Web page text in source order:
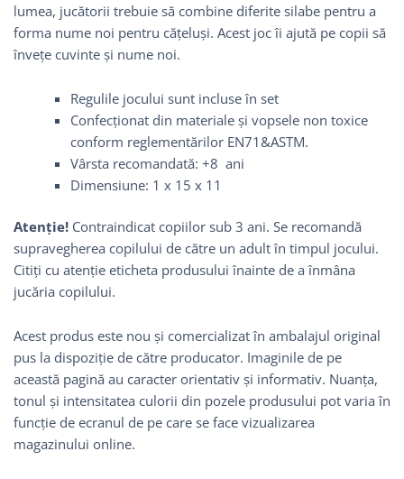
lumea, jucătorii trebuie să combine diferite silabe pentru a
forma nume noi pentru cățeluși. Acest joc îi ajută pe copii să
învețe cuvinte și nume noi.
Regulile jocului sunt incluse în set
Confecționat din materiale și vopsele non toxice
conform reglementărilor EN71&ASTM.
Vârsta recomandată: +8 ani
Dimensiune: 1 x 15 x 11
Atenție! Contraindicat copiilor sub 3 ani. Se recomandă
supravegherea copilului de către un adult în timpul jocului.
Citiți cu atenție eticheta produsului înainte de a înmâna
jucăria copilului.
Acest produs este nou și comercializat în ambalajul original
pus la dispoziție de către producator. Imaginile de pe
această pagină au caracter orientativ și informativ. Nuanța,
tonul și intensitatea culorii din pozele produsului pot varia în
funcție de ecranul de pe care se face vizualizarea
magazinului online.